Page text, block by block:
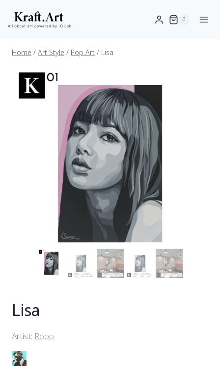
0
Home /Art Style / Pop Art/ Lisa
Lisa
Artist:Roop